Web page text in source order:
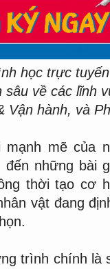
học trực
sâu về các lĩnh
Vận hành, và
mạnh mẽ của
đến những bài
thời tạo cơ
vật đang
trình chính là